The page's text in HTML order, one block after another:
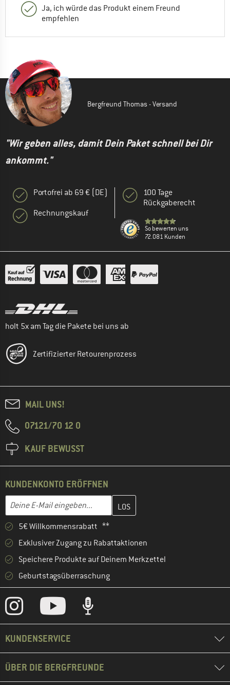
Ja, ich würde das Produkt einem Freund
empfehlen
Bergfreund Thomas - Versand
"Wir geben alles, damit Dein Paket schnell bei Dir
ankommt."
Portofrei ab 69 € (DE)
Rechnungskauf
100 Tage
Rückgaberecht
So bewerten uns
72.081 Kunden
holt 5x am Tag die Pakete bei uns ab
Zertifizierter Retourenprozess
MAIL UNS!
07121/70 12 0
KAUF BEWUSST
KUNDENKONTO ERÖFFNEN
E-Mail-Adresse
Gib hier deine E-Mail-Adresse ein und erstelle im nächsten
5€ Willkommensrabatt **
Exklusiver Zugang zu Rabattaktionen
Speichere Produkte auf Deinem Merkzettel
Geburtstagsüberraschung
KUNDENSERVICE
ÜBER DIE BERGFREUNDE